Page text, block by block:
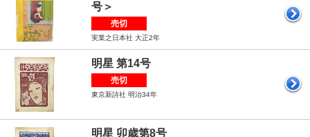
号＞
売切
実業之日本社 大正2年
明星 第14号
売切
東京新詩社 明治34年
明星 卯歳第8号